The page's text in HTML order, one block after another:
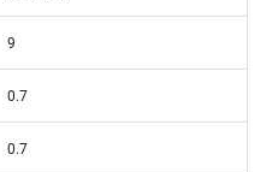
9
0.7
0.7